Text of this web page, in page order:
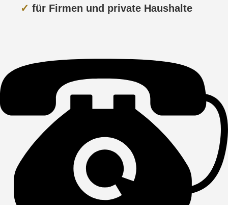
✓ für Firmen und private Haushalte